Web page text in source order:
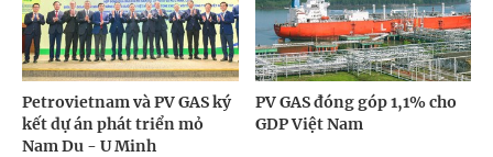
Petrovietnam và PV GAS ký
kết dự án phát triển mỏ
Nam Du - U Minh
PV GAS đóng góp 1,1% cho
GDP Việt Nam